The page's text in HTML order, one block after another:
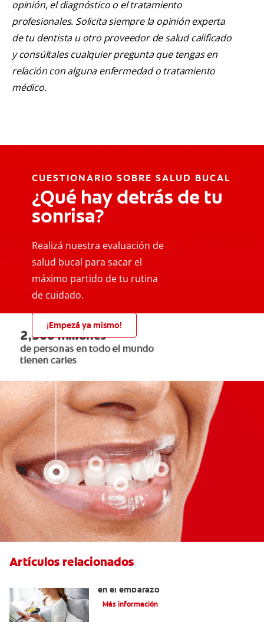
opinión, el diagnóstico o el tratamiento
profesionales. Solicita siempre la opinión experta
de tu dentista u otro proveedor de salud calificado
y consúltales cualquier pregunta que tengas en
relación con alguna enfermedad o tratamiento
médico.
CUESTIONARIO SOBRE SALUD BUCAL
¿Qué hay detrás de tu
sonrisa?
Realizá nuestra evaluación de
salud bucal para sacar el
máximo partido de tu rutina
de cuidado.
¡Empezá ya mismo!
Artículos relacionados
en el embarazo
Más información